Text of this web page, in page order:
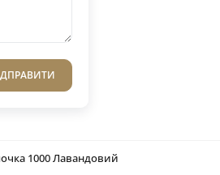
1000 Лавандовий